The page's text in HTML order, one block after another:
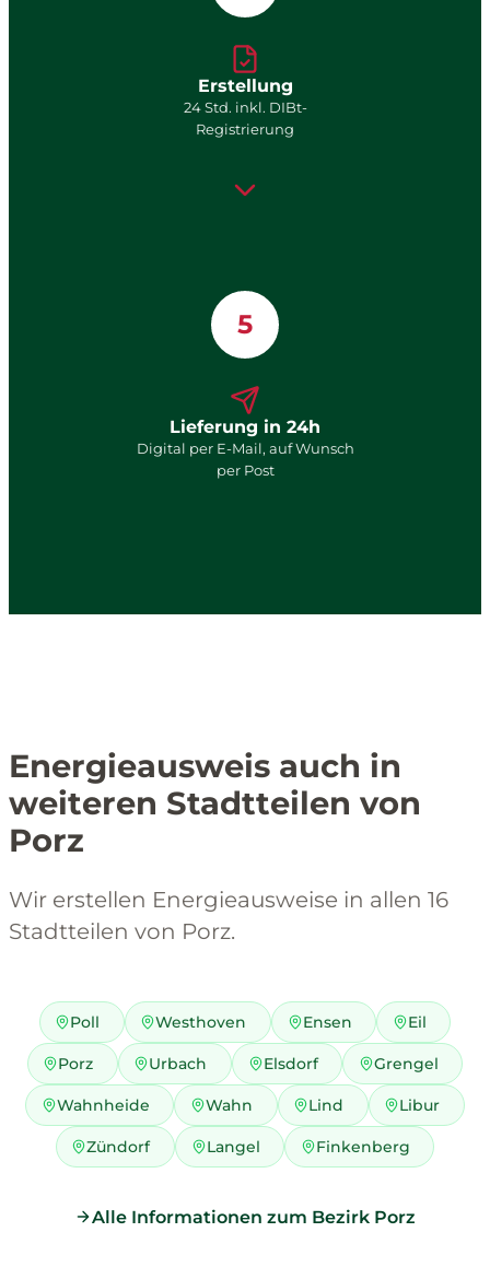
Erstellung
24 Std. inkl. DIBt-
Registrierung
5
Lieferung in 24h
Digital per E-Mail, auf Wunsch
per Post
Energieausweis auch in
weiteren Stadtteilen von
Porz
Wir erstellen Energieausweise in allen 16
Stadtteilen von Porz.
Poll Westhoven Ensen Eil
Porz Urbach Elsdorf Grengel
Wahnheide Wahn Lind Libur
Zündorf Langel Finkenberg
Alle Informationen zum Bezirk Porz